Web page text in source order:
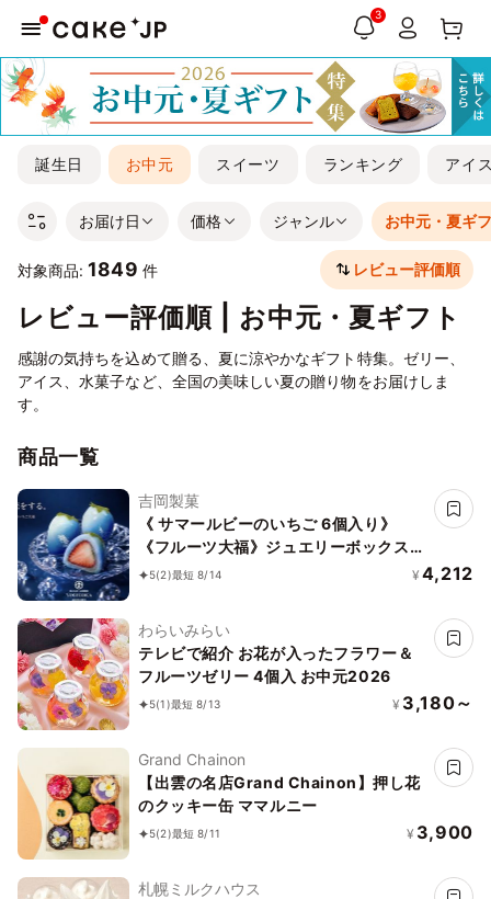
3
誕生日 お中元 スイーツ ランキング アイ
お届け日 価格 ジャンル お中元・夏ギ
対象商品: 1849 件 レビュー評価順
レビュー評価順 | お中元・夏ギフト
感謝の気持ちを込めて贈る、夏に涼やかなギフト特集。ゼリー、
アイス、水菓子など、全国の美味しい夏の贈り物をお届けしま
す。
商品一覧
吉岡製菓
《 サマールビーのいちご 6個入り》
《フルーツ大福》ジュエリーボックス
《ルビーのいちご》 DAIFUKU ありがと
5(2)最短 8/14 ¥ 4,212
わらいみらい
テレビで紹介 お花が入ったフラワー＆
フルーツゼリー 4個入 お中元2026
5(1)最短 8/13 ¥ 3,180～
Grand Chainon
【出雲の名店Grand Chainon】押し花
のクッキー缶 ママルニー
5(2)最短 8/11 ¥ 3,900
札幌ミルクハウス